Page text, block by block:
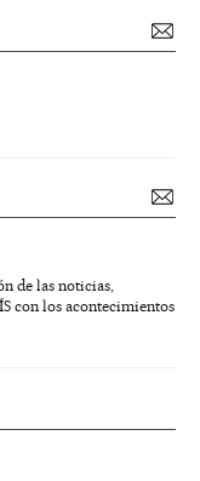
de las noticias,
con los acontecimientos